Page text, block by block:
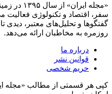
«مجله
سفر، اقتصاد و تکنولوژی فعالیت
گفتگوها و تحلیل‌های معتبر، دیدی
روزمره به مخاطبان ارائه می‌دهد.
درباره ما
قوانین نشر
حریم شخصی
کپی هر قسمتی از مطالب «مجله